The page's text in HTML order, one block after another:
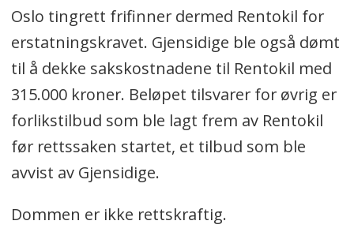
Oslo tingrett frifinner dermed Rentokil for
erstatningskravet. Gjensidige ble også dømt
til å dekke sakskostnadene til Rentokil med
315.000 kroner. Beløpet tilsvarer for øvrig er
forlikstilbud som ble lagt frem av Rentokil
før rettssaken startet, et tilbud som ble
avvist av Gjensidige.
Dommen er ikke rettskraftig.